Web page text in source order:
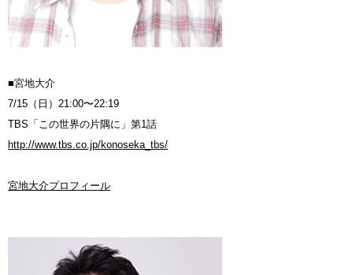
■宮地大介
7/15（日）21:00〜22:19
TBS「この世界の片隅に」第1話
http://www.tbs.co.jp/konoseka_tbs/
宮地大介プロフィール